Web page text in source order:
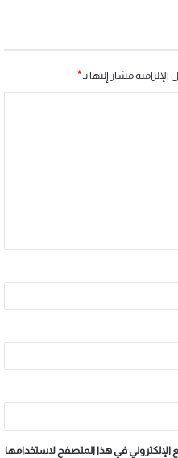
الإلزامية مشار إليها بـ*
الإلكتروني في هذا المتصفح لاستخدامها